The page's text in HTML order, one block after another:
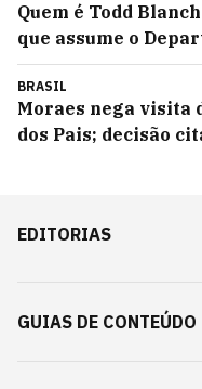
Quem é Todd
que assume o
BRASIL
Moraes nega visita
dos Pais; decisão
EDITORIAS
GUIAS DE CONTEÚDO